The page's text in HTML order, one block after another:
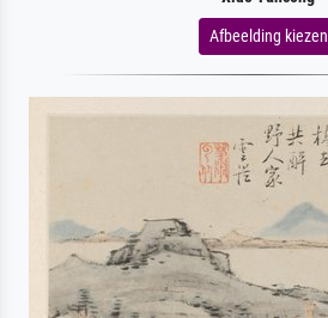
Afbeelding kiezen